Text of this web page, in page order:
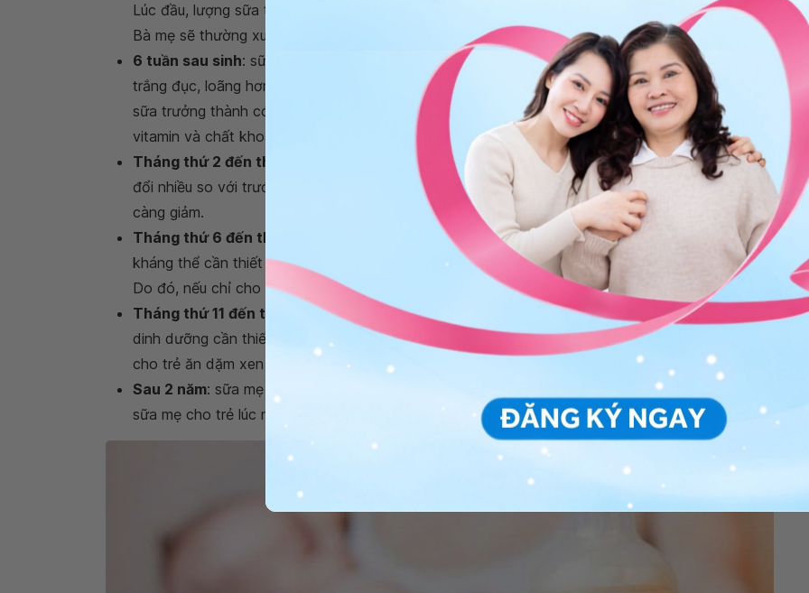
Lúc đầu, lượng sữa trưởng thành rất nhiều do tuyến sữa chưa nhận được nhu cầu của em bé.
Bà mẹ sẽ thường xuyên cảm thấy căng bầu ngực và ướt áo do sữa rỉ ra.
6 tuần sau sinh: sữa mẹ mới trở thành sữa trưởng thành thật sự.Sữa trưởng thànhcó màu
trắng đục, loãng hơn so với sữa non, tuy nhiên vẫn có độ sánh nhất định. Thành phần trong
sữa trưởng thành có chứa nhiều protein, chất béo, chất kích thích miễn dịch,carbohydrate
vitamin và chất khoáng, men và hormone đáp ứng nhu cầu dinh dưỡng vừa đủ cho trẻ.
Tháng thứ 2 đến tháng thứ 5 sau sinh
: vẫn là sữa trưởng thành với thành phần không thay
đổi nhiều so với trước. Tuy nhiên, khi con càng lớn thì hàm lượng chất béo có trong sữa mẹ
càng giảm.
Tháng thứ 6 đến tháng thứ 10 sau sinh
: sữa mẹ lúc này vẫn chứa nhiều chất dinh dưỡng và
kháng thể cần thiết cho em bé. Tuy nhiên sẽ không đáp ứng đủ nhu cầu dinh dưỡng của trẻ.
Do đó, nếu chỉ cho con bú hoàn toàn như 6 tháng trước đó thì trẻ sẽ phát triển chậm.
Tháng thứ 11 đến tháng thứ 18 sau sinh: giai đoạn này sữa mẹ vẫn chưa những thành phần
dinh dưỡng cần thiết nhu chất béo, vitamin, protein. Tuy nhiên, ngoài việc cho trẻ bú mẹ, cần
cho trẻ ăn dặm xen kẽ và không nên cắt bỏ hoàn toàn sữa mẹ ra khỏi chế độ ăn của trẻ.
Sau 2 năm: sữa mẹ lúc nào cũng có những dưỡng chất cần thiết cho trẻ. Tuy nhiên, việc cai
sữa mẹ cho trẻ lúc này là hoàn toàn phù hợp để thuận tiện cho công việc của mẹ.